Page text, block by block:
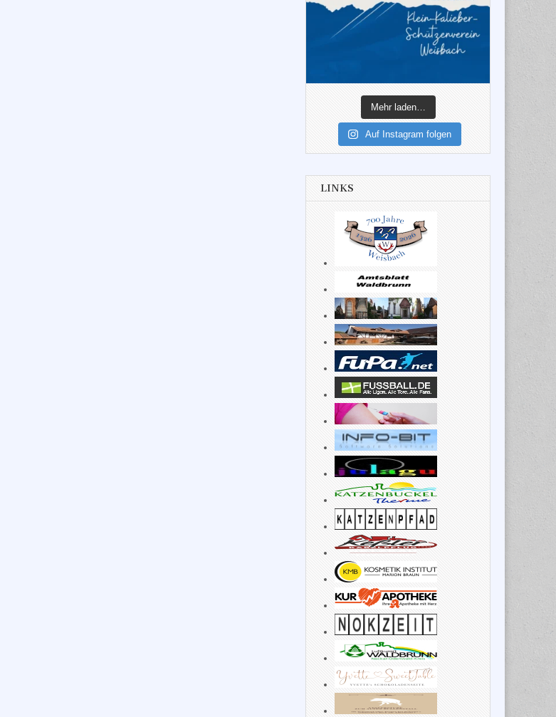
Mehr laden…
Auf Instagram folgen
LINKS